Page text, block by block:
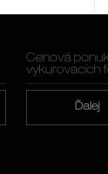
Cenová
vykurovacích
Ďalej